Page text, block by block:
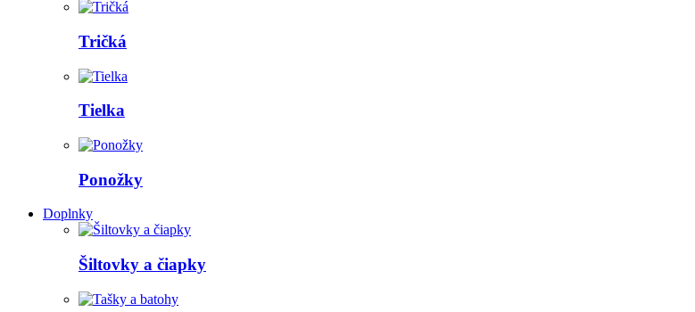
Tričká
Tielka
Ponožky
Doplnky
Šiltovky a čiapky